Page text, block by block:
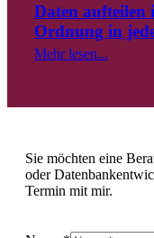
Daten aufteilen
Ordnung in
Mehr lesen...
Sie möchten eine
oder
Termin mit mir.